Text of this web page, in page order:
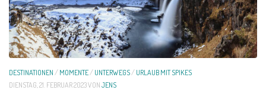
DESTINATIONEN /MOMENTE/UNTERWEGS/URLAUB MIT SPIKES
DIENSTAG, 21. FEBRUAR 2023VONJENS